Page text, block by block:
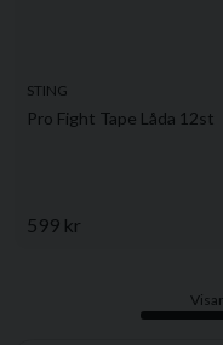
STING
Pro Fight Tape Låda 12st
599 kr